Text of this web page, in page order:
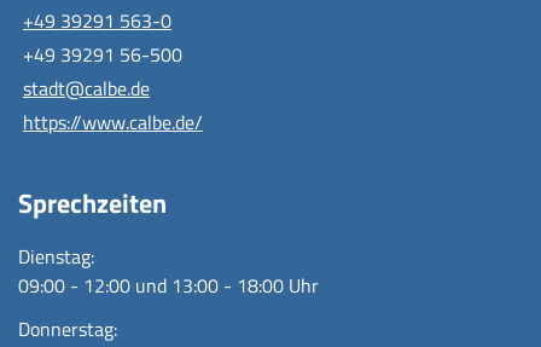
+49 39291 563-0
+49 39291 56-500
stadt@calbe.de
https://www.calbe.de/
Sprechzeiten
Dienstag:
09:00 - 12:00 und 13:00 - 18:00 Uhr
Donnerstag: